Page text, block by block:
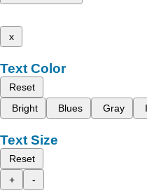
x
Text Color
Reset
Bright
Blues Gray
Text Size
Reset
+
-